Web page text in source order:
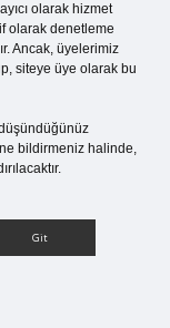
olarak hizmet
olarak denetleme
Ancak, üyelerimiz
siteye üye olarak bu
bildirmeniz halinde,